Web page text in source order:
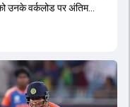
उनके वर्कलोड पर अंतिम